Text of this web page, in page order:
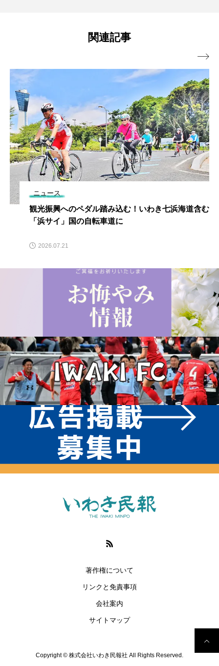
関連記事
ニュース
観光振興へのペダル踏み込む！いわき七浜海道含む
「浜サイ」国の自転車道に
2026.07.21

著作権について
リンクと免責事項
会社案内
サイトマップ
Copyright © 株式会社いわき民報社 All Rights Reserved.